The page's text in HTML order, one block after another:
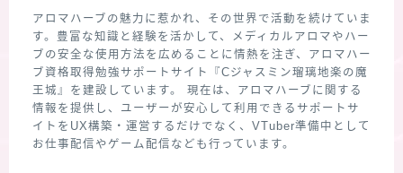
アロマハーブの魅力に惹かれ、その世界で活動を続けていま
す。豊富な知識と経験を活かして、メディカルアロマやハー
ブの安全な使用方法を広めることに情熱を注ぎ、アロマハー
ブ資格取得勉強サポートサイト『Cジャスミン瑠璃地楽の魔
王城』を建設しています。 現在は、アロマハーブに関する
情報を提供し、ユーザーが安心して利用できるサポートサ
イトをUX構築・運営するだけでなく、VTuber準備中として
お仕事配信やゲーム配信なども行っています。